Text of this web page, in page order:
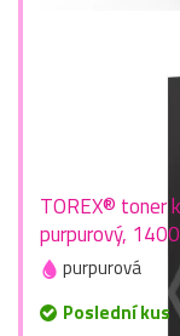
TOREX® toner
purpurový,
purpurová
Poslední kus